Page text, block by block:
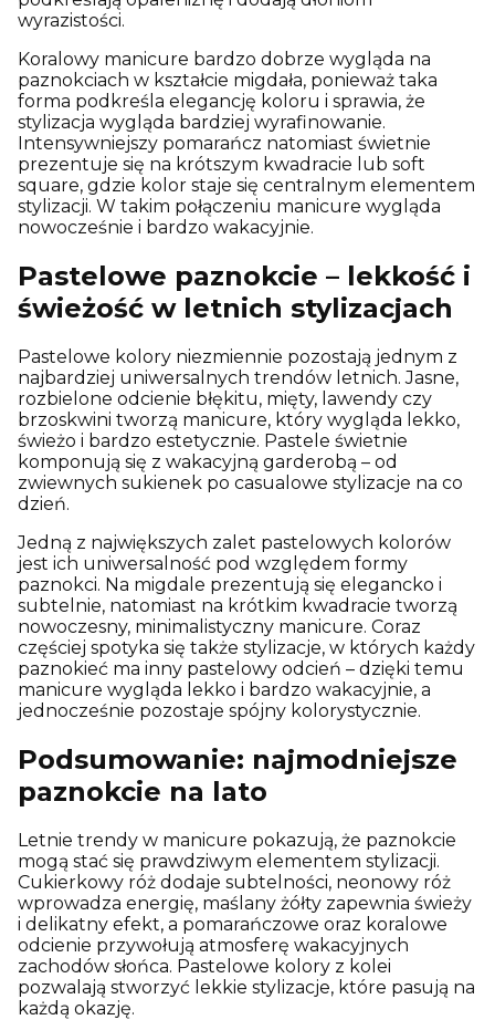
wyrazistości.
Koralowy manicure bardzo dobrze wygląda na
paznokciach w kształcie migdała, ponieważ taka
forma podkreśla elegancję koloru i sprawia, że
stylizacja wygląda bardziej wyrafinowanie.
Intensywniejszy pomarańcz natomiast świetnie
prezentuje się na krótszym kwadracie lub soft
square, gdzie kolor staje się centralnym elementem
stylizacji. W takim połączeniu manicure wygląda
nowocześnie i bardzo wakacyjnie.
Pastelowe paznokcie – lekkość i
świeżość w letnich stylizacjach
Pastelowe kolory niezmiennie pozostają jednym z
najbardziej uniwersalnych trendów letnich. Jasne,
rozbielone odcienie błękitu, mięty, lawendy czy
brzoskwini tworzą manicure, który wygląda lekko,
świeżo i bardzo estetycznie. Pastele świetnie
komponują się z wakacyjną garderobą – od
zwiewnych sukienek po casualowe stylizacje na co
dzień.
Jedną z największych zalet pastelowych kolorów
jest ich uniwersalność pod względem formy
paznokci. Na migdale prezentują się elegancko i
subtelnie, natomiast na krótkim kwadracie tworzą
nowoczesny, minimalistyczny manicure. Coraz
częściej spotyka się także stylizacje, w których każdy
paznokieć ma inny pastelowy odcień – dzięki temu
manicure wygląda lekko i bardzo wakacyjnie, a
jednocześnie pozostaje spójny kolorystycznie.
Podsumowanie: najmodniejsze
paznokcie na lato
Letnie trendy w manicure pokazują, że paznokcie
mogą stać się prawdziwym elementem stylizacji.
Cukierkowy róż dodaje subtelności, neonowy róż
wprowadza energię, maślany żółty zapewnia świeży
i delikatny efekt, a pomarańczowe oraz koralowe
odcienie przywołują atmosferę wakacyjnych
zachodów słońca. Pastelowe kolory z kolei
pozwalają stworzyć lekkie stylizacje, które pasują na
każdą okazję.